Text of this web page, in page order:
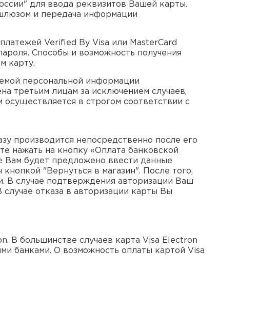
для ввода реквизитов Вашей карты.
и передача информации
Verified By Visa или MasterCard
Способы и возможность получения
карту.
персональной информации
третьим лицам за исключением случаев,
в строгом соответствии с
производится непосредственно после его
нажать на кнопку «Оплата банковской
Вам будет предложено ввести данные
"Вернуться в магазин". После того,
В случае подтверждения авторизации Ваш
отказа в авторизации карты Вы
В большинстве случаев карта Visa Electron
банками. О возможность оплаты картой Visa